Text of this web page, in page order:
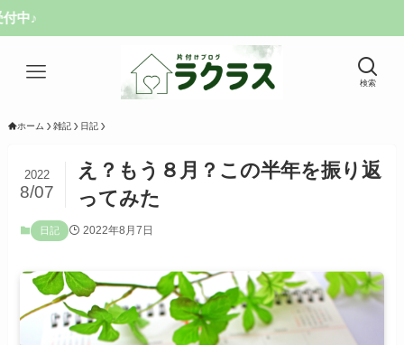
検索
ホーム 雑記 日記
え？もう８月？この半年を振り返
ってみた
2022
8/07
日記 2022年8月7日